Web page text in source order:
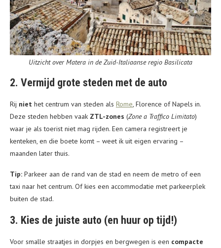
Uitzicht over Matera in de Zuid-Italiaanse regio Basilicata
2. Vermijd grote steden met de auto
Rij niet het centrum van steden als Rome, Florence of Napels in.
Deze steden hebben vaak ZTL-zones (Zone a Traffico Limitato)
waar je als toerist niet mag rijden. Een camera registreert je
kenteken, en die boete komt – weet ik uit eigen ervaring –
maanden later thuis.
Tip: Parkeer aan de rand van de stad en neem de metro of een
taxi naar het centrum. Of kies een accommodatie met parkeerplek
buiten de stad.
3. Kies de juiste auto (en huur op tijd!)
Voor smalle straatjes in dorpjes en bergwegen is een compacte